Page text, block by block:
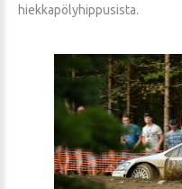
hiekkapölyhippusista.